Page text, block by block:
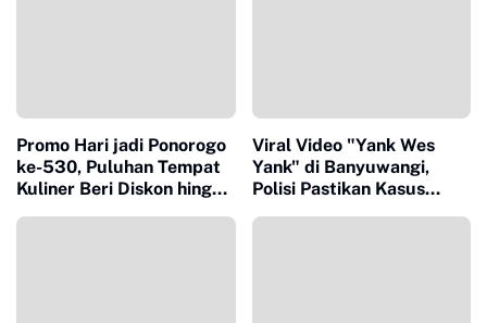
Promo Hari jadi Ponorogo
ke-530, Puluhan Tempat
Kuliner Beri Diskon hingga
Viral Video "Yank Wes
Yank" di Banyuwangi,
Polisi Pastikan Kasus